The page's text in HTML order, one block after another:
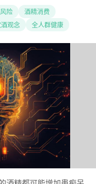
险
酒精消费
观念 全人群健康